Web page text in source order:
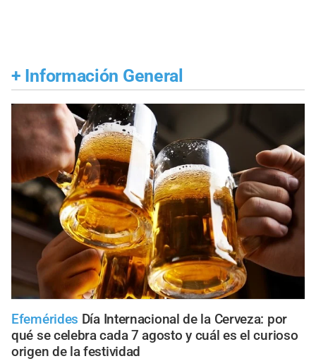
+ Información General
Efemérides Día Internacional de la Cerveza: por
qué se celebra cada 7 agosto y cuál es el curioso
origen de la festividad